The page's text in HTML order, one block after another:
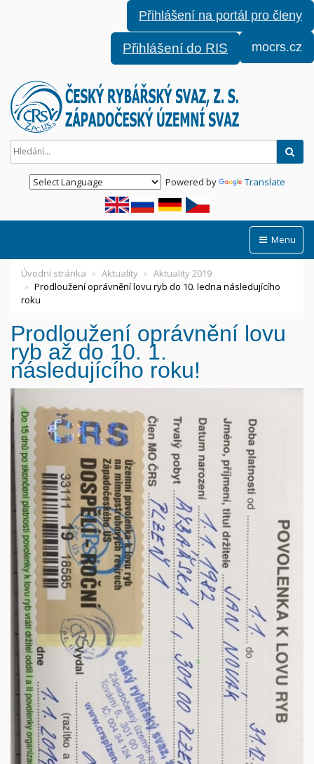
Přihlášení na portál pro členy
Přihlášení do RIS mocrs.cz
Powered by Translate
Menu
Úvodní stránka Aktuality
Aktuality 2019
Prodloužení oprávnění lovu ryb do 10. ledna následujícího
roku
Prodloužení oprávnění lovu
ryb až do 10. 1.
následujícího roku!